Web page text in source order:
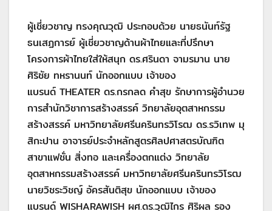
ผู้เชี่ยวชาญ ทรงคุณวุฒิ ประกอบด้วย นายธนันท์รัฐ
ธนเสฏการย์ ผู้เชี่ยวชาญด้านผ้าไทยและที่ปรึกษา
โครงการผ้าไทยใส่ให้สนุก ดร.ศรินดา จามรมาน นาย
ศิริชัย ทหรานนท์ นักออกแบบ เจ้าของ
แบรนด์ THEATER ดร.กรกลด คำสุข รักษาการผู้อำนวย
การสำนักวิชาการสร้างสรรค์ วิทยาลัยอุตสาหกรรม
สร้างสรรค์ มหาวิทยาลัยศรีนครินทรวิโรฒ ดร.รวิเทพ มุ
สิกะปาน อาจารย์ประจำหลักสูตรศิลปศาสตรบัณฑิต
สาขาแฟชั่น สิ่งทอ และเครื่องตกแต่ง วิทยาลัย
อุตสาหกรรมสร้างสรรค์ มหาวิทยาลัยศรีนครินทรวิโรฒ
นายวิชระวิชญ์ อัครสันติสุข นักออกแบบ เจ้าของ
แบรนด์ WISHARAWISH ผศ.ดร.วุฒิไกร ศิริผล รอง